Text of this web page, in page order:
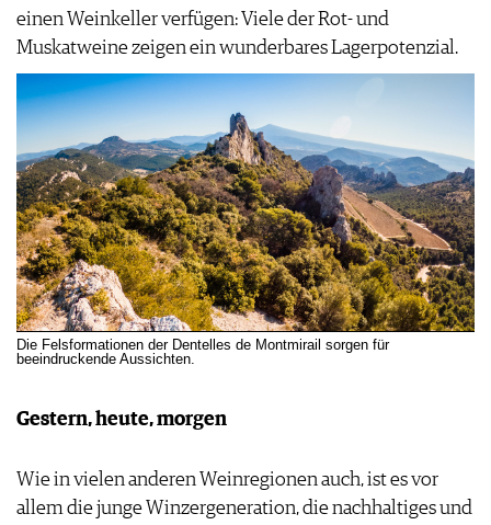
einen Weinkeller verfügen: Viele der Rot- und
Muskatweine zeigen ein wunderbares Lagerpotenzial.
Die Felsformationen der Dentelles de Montmirail sorgen für
beeindruckende Aussichten.
Gestern, heute, morgen
Wie in vielen anderen Weinregionen auch, ist es vor
allem die junge Winzergeneration, die nachhaltiges und